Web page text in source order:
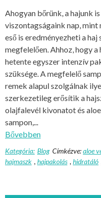
Ahogyan bőrünk, a hajunk
viszontagságaink nap, mint
eső is eredményezheti a
megfelelően. Ahhoz, hogy
hetente egyszer intenzív
szüksége. A megfelelő
remek alapul szolgálnak
szerkezetileg erősítik a
olajfalevél kivonatot és
sampon,...
Bővebben
Kategória: Blog Címkézve:aloe
hajmaszk , hajpakolás , hidratáló